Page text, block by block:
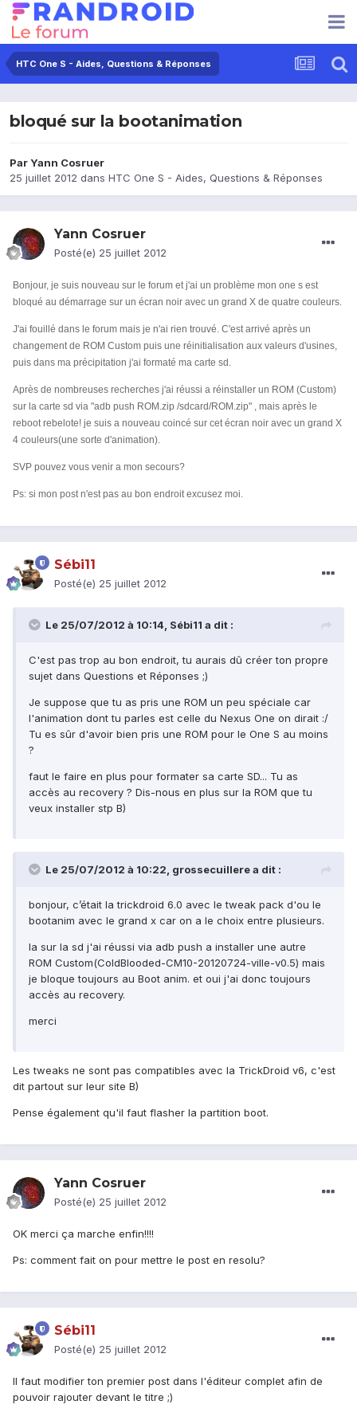
HTC One S - Aides, Questions & Réponses
bloqué sur la bootanimation
ParYann Cosruer
25 juillet 2012 dans HTC One S - Aides, Questions & Réponses
Yann Cosruer
Posté(e) 25 juillet 2012
Bonjour, je suis nouveau sur le forum et j'ai un problème mon one s est
bloqué au démarrage sur un écran noir avec un grand X de quatre couleurs.
J'ai fouillé dans le forum mais je n'ai rien trouvé. C'est arrivé après un
changement de ROM Custom puis une réinitialisation aux valeurs d'usines,
puis dans ma précipitation j'ai formaté ma carte sd.
Après de nombreuses recherches j'ai réussi a réinstaller un ROM (Custom)
sur la carte sd via "adb push ROM.zip /sdcard/ROM.zip" , mais après le
reboot rebelote! je suis a nouveau coincé sur cet écran noir avec un grand X
4 couleurs(une sorte d'animation).
SVP pouvez vous venir a mon secours?
Ps: si mon post n'est pas au bon endroit excusez moi.
Sébi11
Posté(e) 25 juillet 2012
Le 25/07/2012 à 10:14, Sébi11 a dit :
C'est pas trop au bon endroit, tu aurais dû créer ton propre
sujet dans Questions et Réponses ;)
Je suppose que tu as pris une ROM un peu spéciale car
l'animation dont tu parles est celle du Nexus One on dirait :/
Tu es sûr d'avoir bien pris une ROM pour le One S au moins
?
faut le faire en plus pour formater sa carte SD... Tu as
accès au recovery ? Dis-nous en plus sur la ROM que tu
veux installer stp B)
Le 25/07/2012 à 10:22, grossecuillere a dit :
bonjour, c’était la trickdroid 6.0 avec le tweak pack d'ou le
bootanim avec le grand x car on a le choix entre plusieurs.
la sur la sd j'ai réussi via adb push a installer une autre
ROM Custom(ColdBlooded-CM10-20120724-ville-v0.5) mais
je bloque toujours au Boot anim. et oui j'ai donc toujours
accès au recovery.
merci
Les tweaks ne sont pas compatibles avec la TrickDroid v6, c'est
dit partout sur leur site B)
Pense également qu'il faut flasher la partition boot.
Yann Cosruer
Posté(e) 25 juillet 2012
OK merci ça marche enfin!!!!
Ps: comment fait on pour mettre le post en resolu?
Sébi11
Posté(e) 25 juillet 2012
Il faut modifier ton premier post dans l'éditeur complet afin de
pouvoir rajouter devant le titre ;)